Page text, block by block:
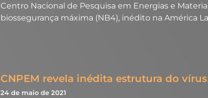
Centro Nacional de Pesquisa em Energias e
biossegurança máxima (NB4), inédito na América
CNPEM revela inédita estrutura do
24 de maio de 2021